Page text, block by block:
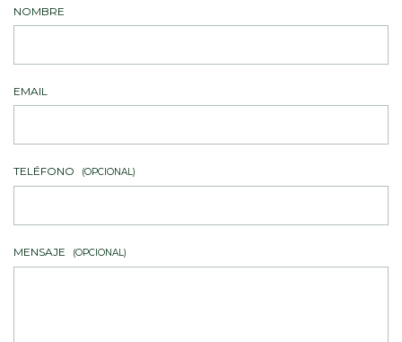
NOMBRE
EMAIL
TELÉFONO (OPCIONAL)
MENSAJE (OPCIONAL)